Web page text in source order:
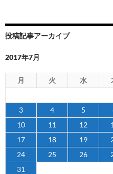
投稿記事アーカイブ
2017年7月
月 火 水
3
4 5
10
11 12
17
18 19
24
25 26
31